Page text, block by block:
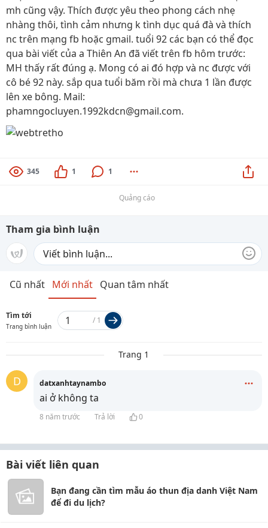
mh cũng vậy. Thích được yêu theo phong cách nhẹ
nhàng thôi, tình cảm nhưng k tình dục quá đà và thích
nc trên mạng fb hoặc gmail. tuổi 92 các bạn có thể đọc
qua bài viết của a Thiên An đã viết trên fb hôm trước:
MH thấy rất đúng ạ. Mong có ai đó hợp và nc được với
cô bé 92 này. sắp qua tuổi băm rồi mà chưa 1 lần được
lên xe bông. Mail:
phamngocluyen.1992kdcn@gmail.com.
345 1 1
Quảng cáo
Tham gia bình luận
Cũ nhất Mới nhất Quan tâm nhất
Tìm tới
Trang bình luận
/ 1
Trang 1
D datxanhtaynambo
ai ởkhông ta
8 năm trước Trả lời 0
Bài viết liên quan
Bạn đang cần tìm mẫu áo thun địa danh Việt Nam
để đi du lịch?